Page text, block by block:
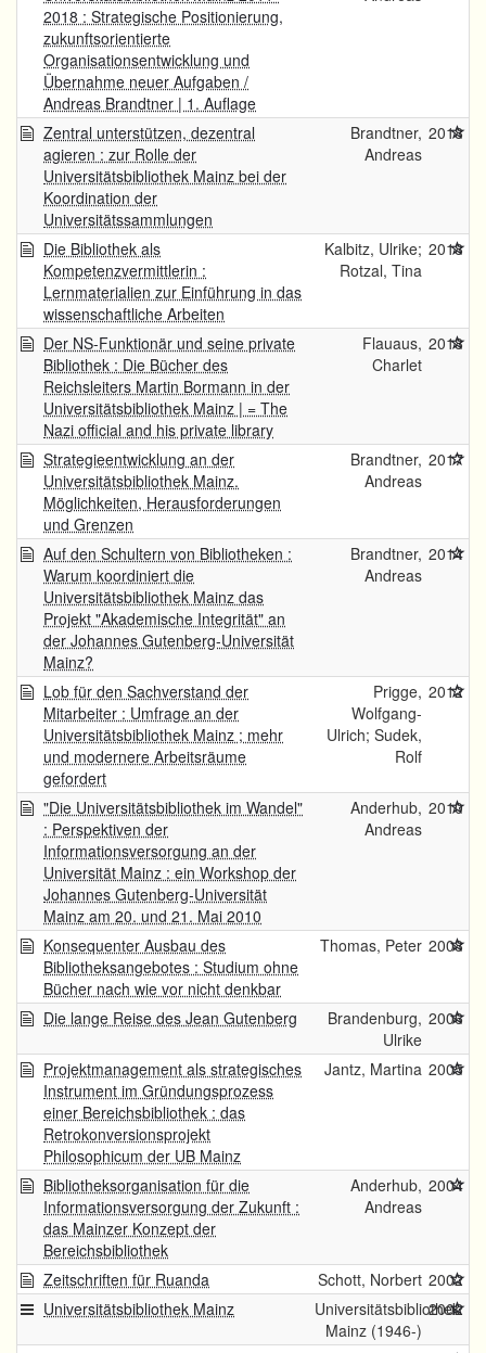
2018 : Strategische Positionierung,
zukunftsorientierte
Organisationsentwicklung und
Übernahme neuer Aufgaben /
Andreas Brandtner | 1. Auflage
Zentral unterstützen, dezentral
agieren : zur Rolle der
Universitätsbibliothek Mainz bei der
Koordination der
Universitätssammlungen
Brandtner,
Andreas
2018
Die Bibliothek als
Kompetenzvermittlerin :
Lernmaterialien zur Einführung in das
wissenschaftliche Arbeiten
Kalbitz, Ulrike;
Rotzal, Tina
2018
Der NS-Funktionär und seine private
Bibliothek : Die Bücher des
Reichsleiters Martin Bormann in der
Universitätsbibliothek Mainz | = The
Nazi official and his private library
Flauaus,
Charlet
2018
Strategieentwicklung an der
Universitätsbibliothek Mainz.
Möglichkeiten, Herausforderungen
und Grenzen
Brandtner,
Andreas
2017
Auf den Schultern von Bibliotheken :
Warum koordiniert die
Universitätsbibliothek Mainz das
Projekt "Akademische Integrität" an
der Johannes Gutenberg-Universität
Mainz?
Brandtner,
Andreas
2014
Lob für den Sachverstand der
Mitarbeiter : Umfrage an der
Universitätsbibliothek Mainz ; mehr
und modernere Arbeitsräume
gefordert
Prigge,
Wolfgang-
Ulrich; Sudek,
Rolf
2012
"Die Universitätsbibliothek im Wandel"
: Perspektiven der
Informationsversorgung an der
Universität Mainz : ein Workshop der
Johannes Gutenberg-Universität
Mainz am 20. und 21. Mai 2010
Anderhub,
Andreas
2010
Konsequenter Ausbau des
Bibliotheksangebotes : Studium ohne
Bücher nach wie vor nicht denkbar
Thomas, Peter 2008
Die lange Reise des Jean Gutenberg
Brandenburg,
Ulrike
2006
Projektmanagement als strategisches
Instrument im Gründungsprozess
einer Bereichsbibliothek : das
Retrokonversionsprojekt
Philosophicum der UB Mainz
Jantz, Martina 2005
Bibliotheksorganisation für die
Informationsversorgung der Zukunft :
das Mainzer Konzept der
Bereichsbibliothek
Anderhub,
Andreas
2004
Zeitschriften für Ruanda Schott, Norbert 2002
Universitätsbibliothek Mainz
Universitätsbibliothek
Mainz (1946-)
2002